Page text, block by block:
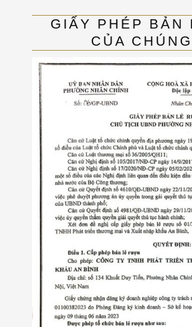
GIẤY PHÉP BẢN
CỦA